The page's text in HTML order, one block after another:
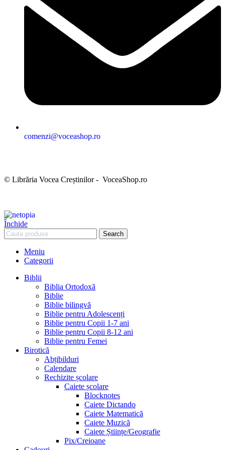
comenzi@voceashop.ro
© Librăria Vocea Creștinilor - VoceaShop.ro
Închide
Search
Meniu
Categorii
Biblii
Biblia Ortodoxă
Biblie
Biblie bilingvă
Biblie pentru Adolescenți
Biblie pentru Copii 1-7 ani
Biblie pentru Copii 8-12 ani
Biblie pentru Femei
Birotică
Abțibilduri
Calendare
Rechizite școlare
Caiete școlare
Blocknotes
Caiete Dictando
Caiete Matematică
Caiete Muzică
Caiete Științe/Geografie
Pix/Creioane